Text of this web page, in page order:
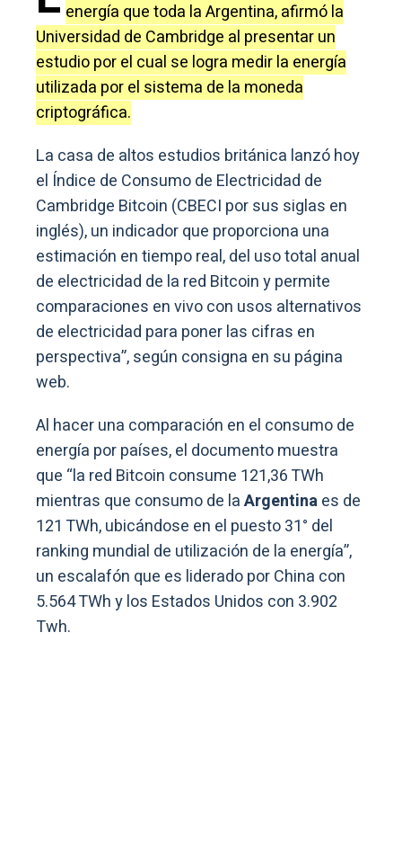
energía que toda la Argentina, afirmó la
Universidad de Cambridge al presentar un
estudio por el cual se logra medir la energía
utilizada por el sistema de la moneda
criptográfica.
La casa de altos estudios británica lanzó hoy
el Índice de Consumo de Electricidad de
Cambridge Bitcoin (CBECI por sus siglas en
inglés), un indicador que proporciona una
estimación en tiempo real, del uso total anual
de electricidad de la red Bitcoin y permite
comparaciones en vivo con usos alternativos
de electricidad para poner las cifras en
perspectiva”, según consigna en su página
web.
Al hacer una comparación en el consumo de
energía por países, el documento muestra
que “la red Bitcoin consume 121,36 TWh
mientras que consumo de laArgentinaes de
121 TWh, ubicándose en el puesto 31° del
ranking mundial de utilización de la energía”,
un escalafón que es liderado por China con
5.564 TWh y los Estados Unidos con 3.902
Twh.